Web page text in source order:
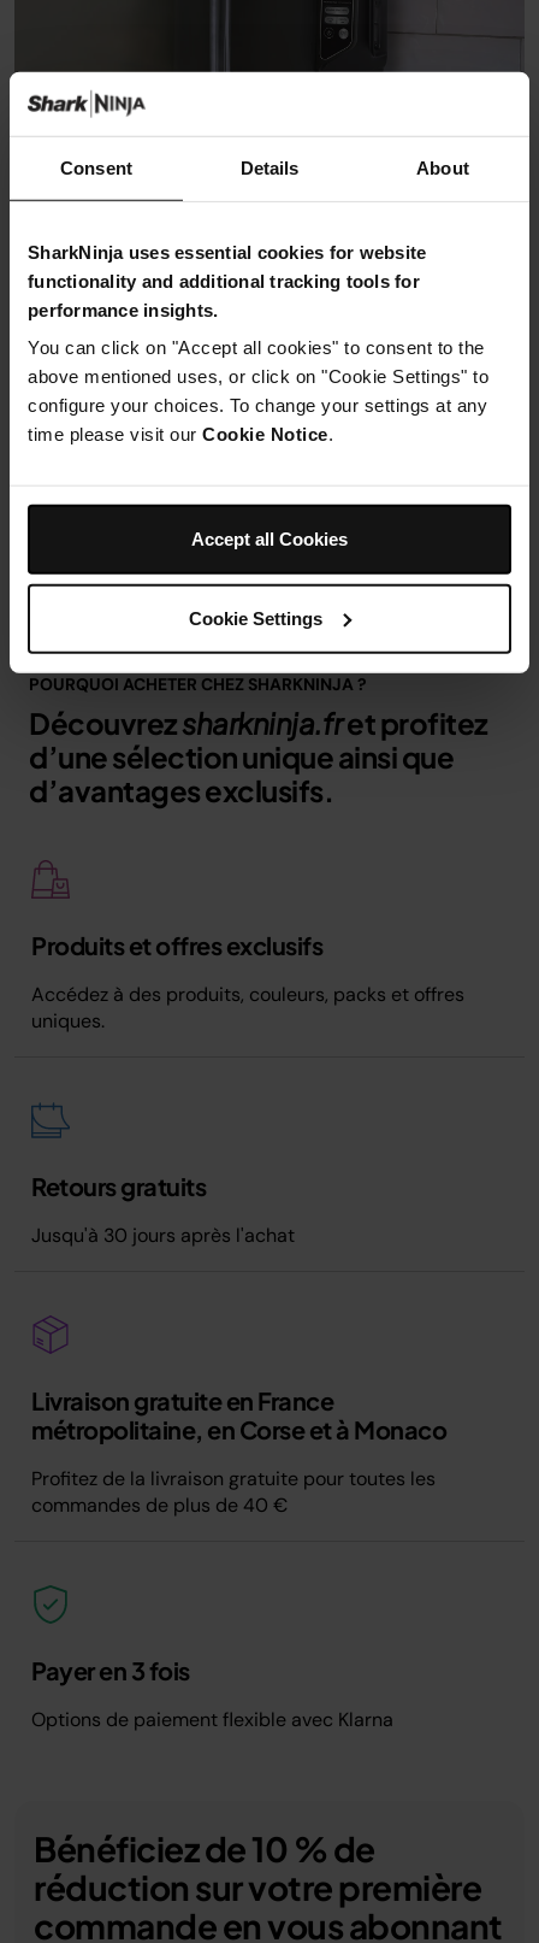
Consent Details About
SharkNinja uses essential cookies for website
functionality and additional tracking tools for
performance insights.
You can click on "Accept all cookies" to consent to the
above mentioned uses, or click on "Cookie Settings" to
configure your choices. To change your settings at any
time please visit our Cookie Notice.
Accept all Cookies
Cookie Settings
Pour les personnes ayant déjà
acheté le produit
Enregistrez votre produit
Commander des pièces
Découvrez nos
Besoin d’aide ?
POURQUOI ACHETER CHEZ SHARKNINJA ?
Découvrezsharkninja.fret profitez
d’une sélection unique ainsi que
d’avantages exclusifs.
Produits et offres exclusifs
Accédez à des produits, couleurs, packs et offres
uniques.
Retours gratuits
Jusqu'à 30 jours après l'achat
Livraison gratuite en France
métropolitaine, en Corse et à Monaco
Profitez de la livraison gratuite pour toutes les
commandes de plus de 40 €
Payer en 3 fois
Options de paiement flexible avec Klarna
Bénéficiez de 10 % de
réduction sur votre première
commande en vous abonnant